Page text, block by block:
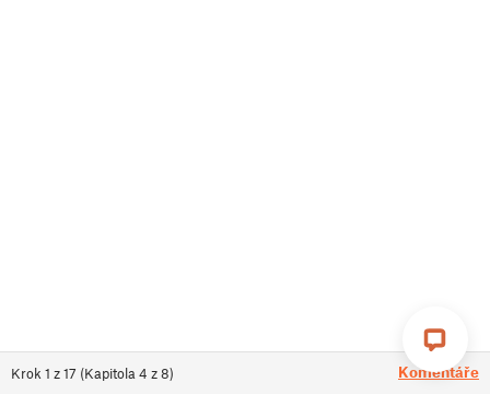
Krok 1 z17 (Kapitola 4 z8) Komentáře